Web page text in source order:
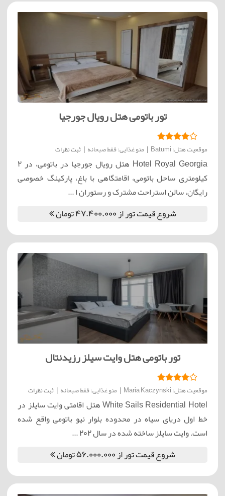
تور باتومی هتل رویال جورجیا
موقعیت هتل: Batumi | منو غذایی: فقط صبحانه | ثبت نظرات
Hotel Royal Georgia هتل رویال جورجیا در باتومی، در 2
کیلومتری ساحل باتومی، اقامتگاهی با باغ، پارکینگ خصوصی
رایگان، سالن استراحت مشترک و رستوران ا ...
شروع قیمت تور از 47.400.000 تومان
تور باتومی هتل وایت سیلز رزیدنتال
موقعیت هتل: Maria Kaczynski | منو غذایی: فقط صبحانه | ثبت نظرات
White Sails Residential Hotel هتل اقامتی وایت سایلز در
خط اول دریای سیاه در محدوده بلوار نیو باتومی واقع شده
است. وایت سایلز ساخته شده در سال 202 ...
شروع قیمت تور از 56.000.000 تومان